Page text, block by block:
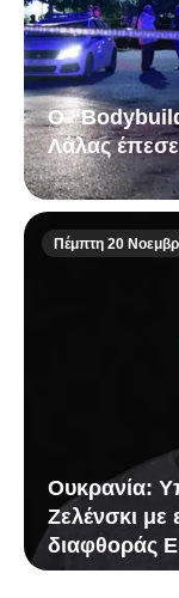
Ο
Λάλας
Πέμπτη 20
Ουκρανία:
Ζελένσκι με
διαφθοράς